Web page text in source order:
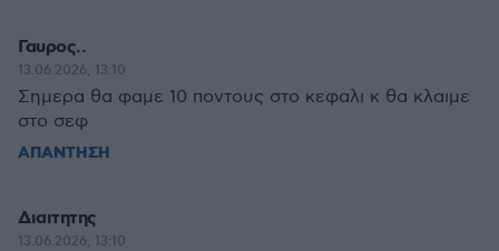
Γαυρος..
13.06.2026, 13:10
Σημερα θα φαμε 10 ποντους στο κεφαλι κ θα κλαιμε
στο σεφ
ΑΠΑΝΤΗΣΗ
Διαιτητης
13.06.2026, 13:10